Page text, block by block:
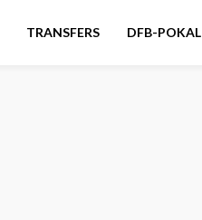
TRANSFERS DFB-POKAL